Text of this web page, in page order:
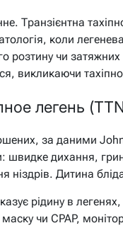
Транзієнтна
коли
розтину чи
викликаючи
легень
за даними
швидке дихання,
ніздрів. Дитина
рідину в
чи CPAP,